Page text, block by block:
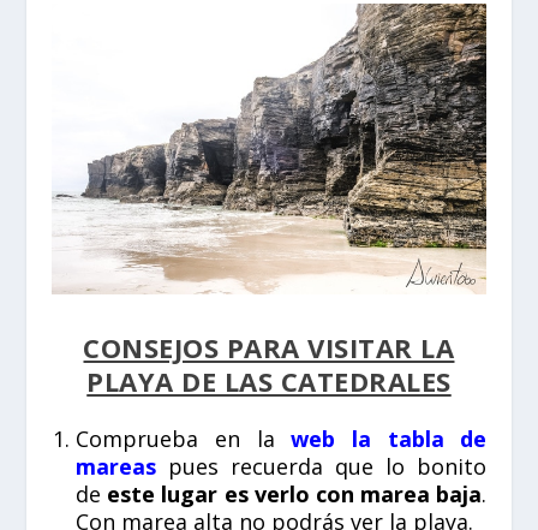
CONSEJOS PARA VISITAR LA
PLAYA DE LAS CATEDRALES
Comprueba en la web la tabla de
mareas pues recuerda que lo bonito
de este lugar es verlo con marea baja.
Con marea alta no podrás ver la playa.